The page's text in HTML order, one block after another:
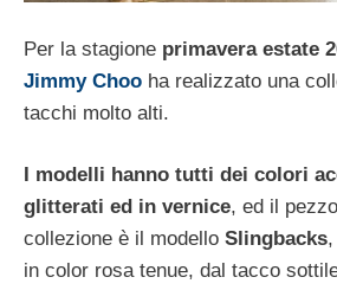
Per la stagione primavera estate
Jimmy Choo ha realizzato una
tacchi molto alti.
I modelli hanno tutti dei colori
glitterati ed in vernice, ed il
collezione è il modello Slingbacks
in color rosa tenue, dal tacco